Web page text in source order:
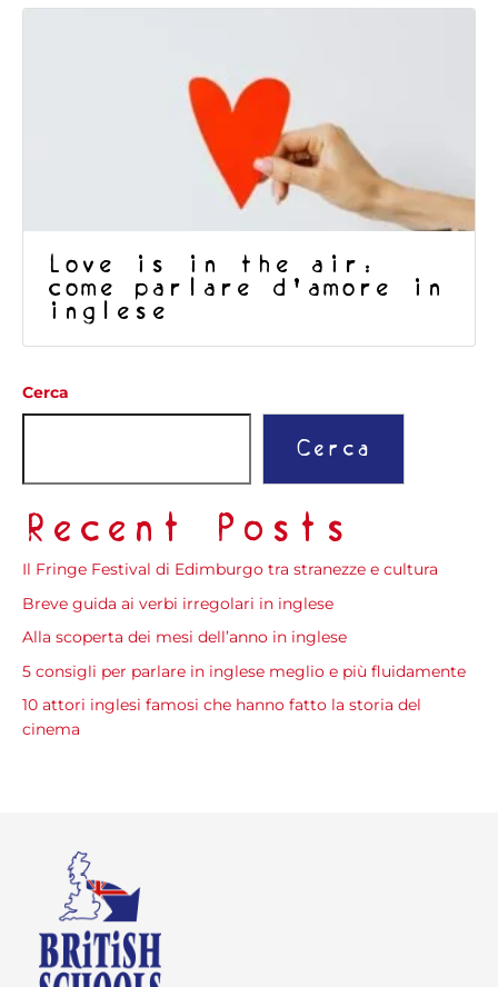
Love is in the air:
come parlare d’amore in
inglese
Cerca
Cerca
Recent Posts
Il Fringe Festival di Edimburgo tra stranezze e cultura
Breve guida ai verbi irregolari in inglese
Alla scoperta dei mesi dell’anno in inglese
5 consigli per parlare in inglese meglio e più fluidamente
10 attori inglesi famosi che hanno fatto la storia del
cinema